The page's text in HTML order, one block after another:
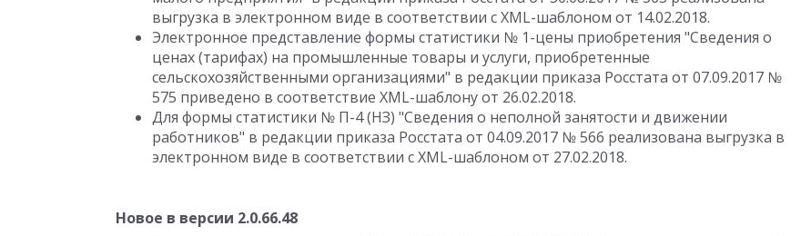
выгрузка в электронном виде в соответствии с XML-шаблоном от 14.02.2018.
Электронное представление формы статистики № 1-цены приобретения "Сведения о
ценах (тарифах) на промышленные товары и услуги, приобретенные
сельскохозяйственными организациями" в редакции приказа Росстата от 07.09.2017 №
575 приведено в соответствие XML-шаблону от 26.02.2018.
Для формы статистики № П-4 (НЗ) "Сведения о неполной занятости и движении
работников" в редакции приказа Росстата от 04.09.2017 № 566 реализована выгрузка в
электронном виде в соответствии с XML-шаблоном от 27.02.2018.
Новое в версии 2.0.66.48